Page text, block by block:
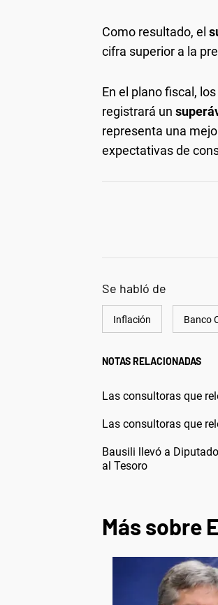
Como resultado, el
cifra superior a la
En el plano fiscal,
registrará un
representa una
expectativas de
Se habló de
Inflación Banco
NOTAS RELACIONADAS
Las consultoras que
Las consultoras que
Bausili llevó a
al Tesoro
Más sobre